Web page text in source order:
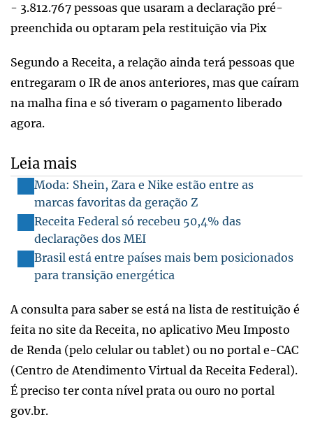
- 3.812.767 pessoas que usaram a declaração pré-
preenchida ou optaram pela restituição via Pix
Segundo a Receita, a relação ainda terá pessoas que
entregaram o IR de anos anteriores, mas que caíram
na malha fina e só tiveram o pagamento liberado
agora.
Leia mais
Moda: Shein, Zara e Nike estão entre as
marcas favoritas da geração Z
Receita Federal só recebeu 50,4% das
declarações dos MEI
Brasil está entre países mais bem posicionados
para transição energética
A consulta para saber se está na lista de restituição é
feita no site da Receita, no aplicativo Meu Imposto
de Renda (pelo celular ou tablet) ou no portal e-CAC
(Centro de Atendimento Virtual da Receita Federal).
É preciso ter conta nível prata ou ouro no portal
gov.br.